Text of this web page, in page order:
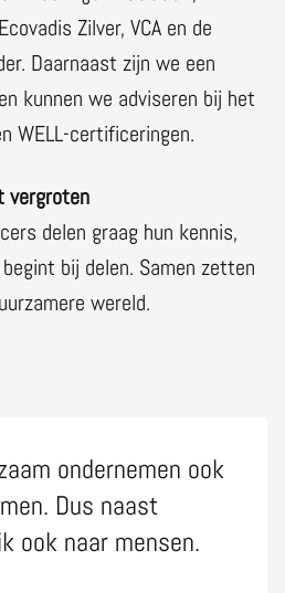
Zilver, VCA en de
Daarnaast zijn we een
kunnen we adviseren bij het
WELL-certificeringen.
vergroten
delen graag hun kennis,
bij delen. Samen zetten
wereld.
ondernemen ook
Dus naast
ook naar mensen.